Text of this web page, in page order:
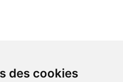
des cookies